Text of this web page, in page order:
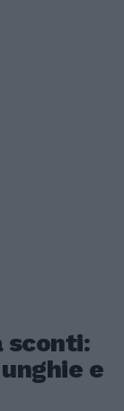
sconti:
e